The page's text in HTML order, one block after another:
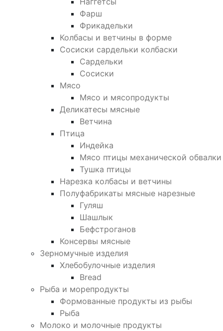
Фарш
Фрикадельки
Колбасы и ветчины в форме
Сосиски сардельки колбаски
Сардельки
Сосиски
Мясо
Мясо и мясопродукты
Деликатесы мясные
Ветчина
Птица
Индейка
Мясо птицы механической обвалки
Тушка птицы
Нарезка колбасы и ветчины
Полуфабрикаты мясные нарезные
Гуляш
Шашлык
Бефстроганов
Консервы мясные
Зерномучные изделия
Хлебобулочные изделия
Bread
Рыба и морепродукты
Формованные продукты из рыбы
Рыба
Молоко и молочные продукты